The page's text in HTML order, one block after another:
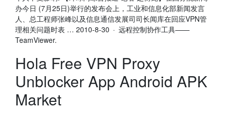
办今日 (7月25日)举行的发布会上，工业和信息化部新闻发言
人、总工程师张峰以及信息通信发展司司长闻库在回应VPN管
理相关问题时表 … 2010-8-30 · 远程控制协作工具——
TeamViewer.
Hola Free VPN Proxy
Unblocker App Android APK
Market